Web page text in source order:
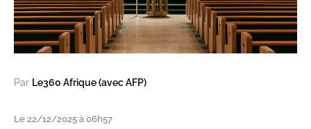
Par Le360 Afrique (avec AFP)
Le 22/12/2025 à 06h57